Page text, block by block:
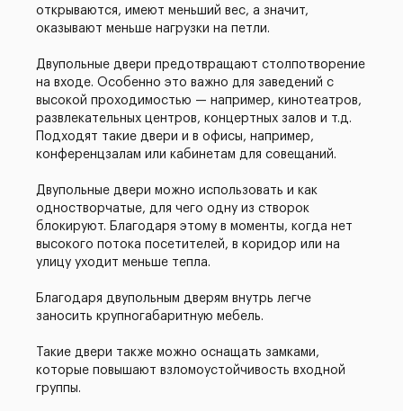
открываются, имеют меньший вес, а значит,
оказывают меньше нагрузки на петли.
Двупольные двери предотвращают столпотворение
на входе. Особенно это важно для заведений с
высокой проходимостью — например, кинотеатров,
развлекательных центров, концертных залов и т.д.
Подходят такие двери и в офисы, например,
конференцзалам или кабинетам для совещаний.
Двупольные двери можно использовать и как
одностворчатые, для чего одну из створок
блокируют. Благодаря этому в моменты, когда нет
высокого потока посетителей, в коридор или на
улицу уходит меньше тепла.
Благодаря двупольным дверям внутрь легче
заносить крупногабаритную мебель.
Такие двери также можно оснащать замками,
которые повышают взломоустойчивость входной
группы.